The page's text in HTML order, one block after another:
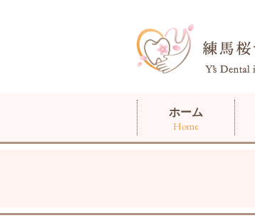
ホーム
Home